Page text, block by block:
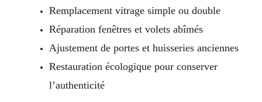
Remplacement vitrage simple ou double
Réparation fenêtres et volets abîmés
Ajustement de portes et huisseries anciennes
Restauration écologique pour conserver
l’authenticité